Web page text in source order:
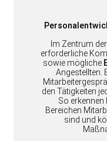
Im Zentrum
erforderliche
sowie mögliche
Angestellten.
den Tätigkeiten
So
Bereichen
sind und